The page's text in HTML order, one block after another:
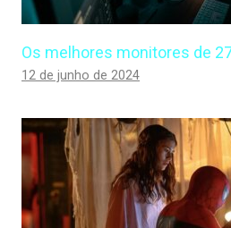
Os melhores monitores de
12 de junho de 2024